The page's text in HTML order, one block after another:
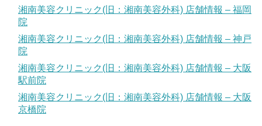
湘南美容クリニック(旧：湘南美容外科) 店舗情報 – 福岡
院
湘南美容クリニック(旧：湘南美容外科) 店舗情報 – 神戸
院
湘南美容クリニック(旧：湘南美容外科) 店舗情報 – 大阪
駅前院
湘南美容クリニック(旧：湘南美容外科) 店舗情報 – 大阪
京橋院